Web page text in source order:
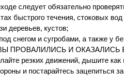
следует обязательно
быстрого течения, стоковых
деревьев, кустов;
снегом и сугробами, а также у
ПРОВАЛИЛИСЬ И
резких движений, дышите
и постарайтесь зацепиться